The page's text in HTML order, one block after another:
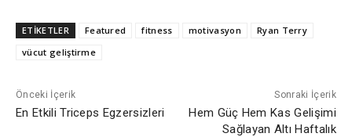
ETİKETLER Featured fitness motivasyon
Ryan Terry
vücut geliştirme
Önceki İçerik
En Etkili Triceps Egzersizleri
Sonraki İçerik
Hem Güç Hem Kas Gelişimi
Sağlayan Altı Haftalık